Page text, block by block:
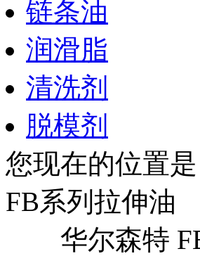
链条油
润滑脂
清洗剂
脱模剂
您现在的位置是
FB系列拉伸油
华尔森特 FB